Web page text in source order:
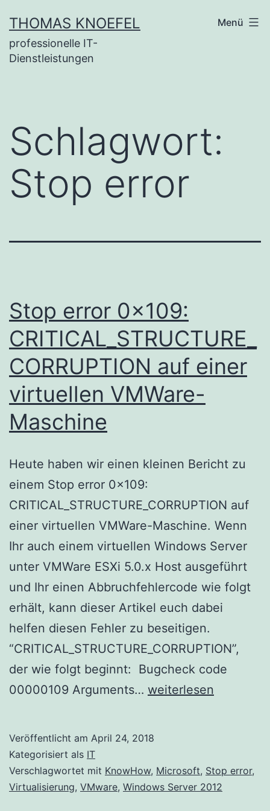
Inhalt
springen
THOMAS KNOEFEL
professionelle IT-
Dienstleistungen
Menü
Schlagwort:
Stop error
Stop error 0x109:
CRITICAL_STRUCTURE_
CORRUPTION auf einer
virtuellen VMWare-
Maschine
Heute haben wir einen kleinen Bericht zu
einem Stop error 0x109:
CRITICAL_STRUCTURE_CORRUPTION auf
einer virtuellen VMWare-Maschine. Wenn
Ihr auch einem virtuellen Windows Server
unter VMWare ESXi 5.0.x Host ausgeführt
und Ihr einen Abbruchfehlercode wie folgt
erhält, kann dieser Artikel euch dabei
helfen diesen Fehler zu beseitigen.
“CRITICAL_STRUCTURE_CORRUPTION”,
der wie folgt beginnt: Bugcheck code
00000109 Arguments… Stop
auf
einer
weiterlesen
Veröffentlicht am April 24, 2018
Kategorisiert als IT
Verschlagwortet mit KnowHow, Microsoft, Stop error,
Virtualisierung, VMware, Windows Server 2012